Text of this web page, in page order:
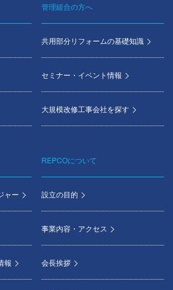
管理組合の方へ
共用部分リフォームの基礎知識
セミナー・イベント情報
大規模改修工事会社を探す
ャー
報
REPCOについて
設立の目的
事業内容・アクセス
会長挨拶